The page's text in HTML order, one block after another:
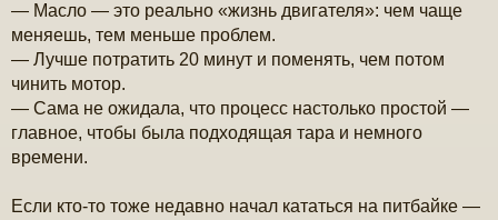
— Масло — это реально «жизнь двигателя»: чем чаще
меняешь, тем меньше проблем.
— Лучше потратить 20 минут и поменять, чем потом
чинить мотор.
— Сама не ожидала, что процесс настолько простой —
главное, чтобы была подходящая тара и немного
времени.
Если кто-то тоже недавно начал кататься на питбайке —